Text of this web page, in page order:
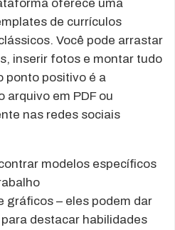
oferece uma
de currículos
Você pode arrastar
inserir fotos e montar tudo
ponto positivo é a
arquivo em PDF ou
nas redes sociais
modelos específicos
gráficos – eles podem dar
destacar habilidades